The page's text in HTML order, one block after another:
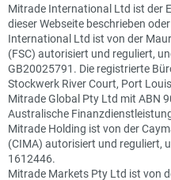
Mitrade International Ltd ist der
dieser Webseite beschrieben
International Ltd ist von der
(FSC) autorisiert und reguliert,
GB20025791. Die registrierte
Stockwerk River Court, Port
Mitrade Global Pty Ltd mit ABN
Australische
Mitrade Holding ist von der
(CIMA) autorisiert und reguliert,
1612446.
Mitrade Markets Pty Ltd ist von